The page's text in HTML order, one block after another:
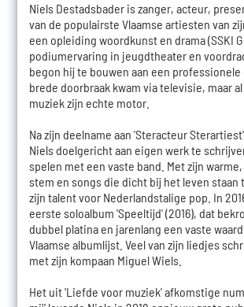
Niels Destadsbader is zanger, acteur,
van de populairste Vlaamse artiesten van
een opleiding woordkunst en drama (SSKI
podiumervaring in jeugdtheater en
begon hij te bouwen aan een
brede doorbraak kwam via televisie, maar
muziek zijn echte motor.
Na zijn deelname aan 'Steracteur
Niels doelgericht aan eigen werk te
spelen met een vaste band. Met zijn
stem en songs die dicht bij het leven
zijn talent voor Nederlandstalige pop. In
eerste soloalbum 'Speeltijd' (2016), dat
dubbel platina en jarenlang een vaste
Vlaamse albumlijst. Veel van zijn liedjes
met zijn kompaan Miguel Wiels.
Het uit 'Liefde voor muziek' afkomstige